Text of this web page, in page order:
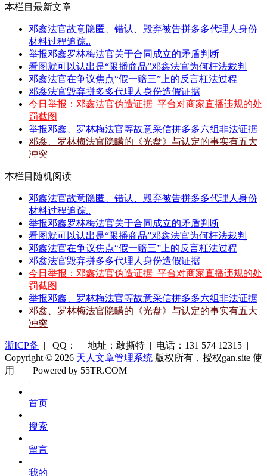
本栏目最新文章
邓鑫法官故意隐匿、错认、毁弃被告拼多多代理人身份
材料过程追踪..
举报邓鑫罗林梅法官关于合同成立的矛盾判断
看图就可以认出是“限播商品”邓鑫法官为何枉法裁判
邓鑫法官在争议焦点“假一赔三”上的反言枉法过程
邓鑫法官毁弃拼多多代理人身份造假证据
今日举报：邓鑫法官伪造证据_平台对商家直播违规的处
罚截图
举报邓鑫、罗林梅法官等故意采信拼多多六组非法证据
邓鑫、罗林梅法官隐瞒的《光盘》与认定的事实有五大
冲突
本栏目随机阅读
邓鑫法官故意隐匿、错认、毁弃被告拼多多代理人身份
材料过程追踪..
举报邓鑫罗林梅法官关于合同成立的矛盾判断
看图就可以认出是“限播商品”邓鑫法官为何枉法裁判
邓鑫法官在争议焦点“假一赔三”上的反言枉法过程
邓鑫法官毁弃拼多多代理人身份造假证据
今日举报：邓鑫法官伪造证据_平台对商家直播违规的处
罚截图
举报邓鑫、罗林梅法官等故意采信拼多多六组非法证据
邓鑫、罗林梅法官隐瞒的《光盘》与认定的事实有五大
冲突
浙ICP备 | QQ： | 地址：敢撕特 | 电话：131 574 12315 |
Copyright © 2026 天人文章管理系统 版权所有，授权gan.site 使
用
库
Powered by 55TR.COM
首页
搜索
留言
我的